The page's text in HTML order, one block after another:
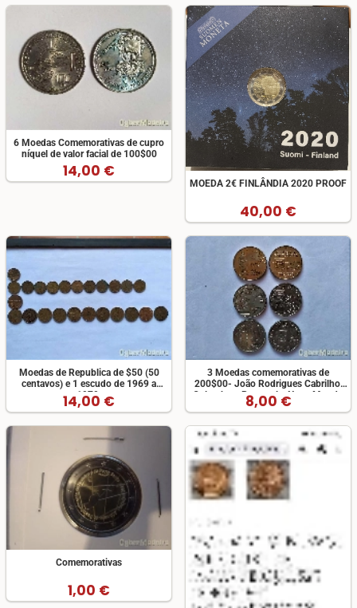
6 Moedas Comemorativas de cupro
níquel de valor facial de 100$00
14,00 €
MOEDA 2€ FINLÂNDIA 2020 PROOF
40,00 €
Moedas de Republica de $50 (50
centavos) e 1 escudo de 1969 a
1979.
14,00 €
3 Moedas comemorativas de
200$00- João Rodrigues Cabrilho,
Colombo e Portugal e Novo Mundo
8,00 €
Comemorativas
1,00 €